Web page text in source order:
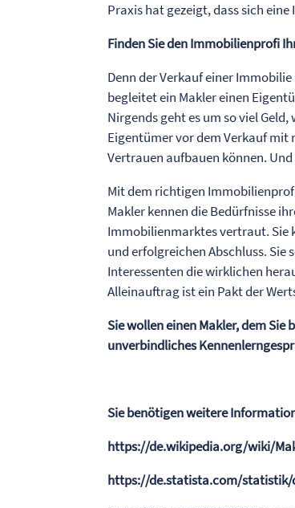
Praxis hat gezeigt, dass sich
Finden Sie den Immobilienprofi
Denn der Verkauf einer
begleitet ein Makler einen
Nirgends geht es um so viel
Eigentümer vor dem Verkauf mit
Vertrauen aufbauen können.
Mit dem richtigen
Makler kennen die Bedürfnisse
Immobilienmarktes vertraut. Sie
und erfolgreichen Abschluss. Sie
Interessenten die wirklichen
Alleinauftrag ist ein Pakt der
Sie wollen einen Makler, dem
unverbindliches
Sie benötigen weitere
https://de.wikipedia.org/wiki/
https://de.statista.com/statistik/